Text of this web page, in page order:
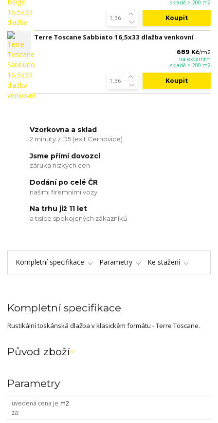
skladě > 200 m2
Koupit
Terre Toscane Sabbiato 16,5x33 dlažba venkovní
689 Kč/m2
na externím
skladě > 200 m2
Koupit
Vzorkovna a sklad
2 minuty z D5 (exit Cerhovice)
Jsme přímí dovozci
záruka nízkých cen
Dodání po celé ČR
našimi firemními vozy
Na trhu již 11 let
a tisíce spokojených zákazníků
Kompletní specifikace Parametry Ke stažení
Kompletní specifikace
Rustikální toskánská dlažba v klasickém formátu - Terre Toscane.
Původ zboží
Parametry
uvedená cena je
za
m2